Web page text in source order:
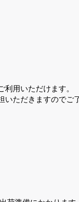
用いただけます。
ただきますのでご